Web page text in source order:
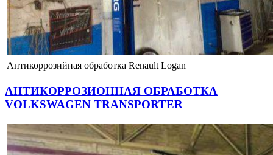
Антикоррозийная обработка Renault Logan
АНТИКОРРОЗИОННАЯ ОБРАБОТКА
VOLKSWAGEN TRANSPORTER